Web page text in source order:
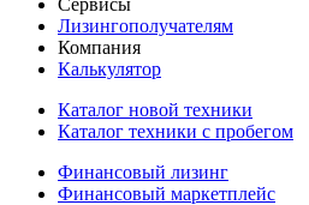
Сервисы
Лизингополучателям
Компания
Калькулятор
Каталог новой техники
Каталог техники с пробегом
Финансовый лизинг
Финансовый маркетплейс